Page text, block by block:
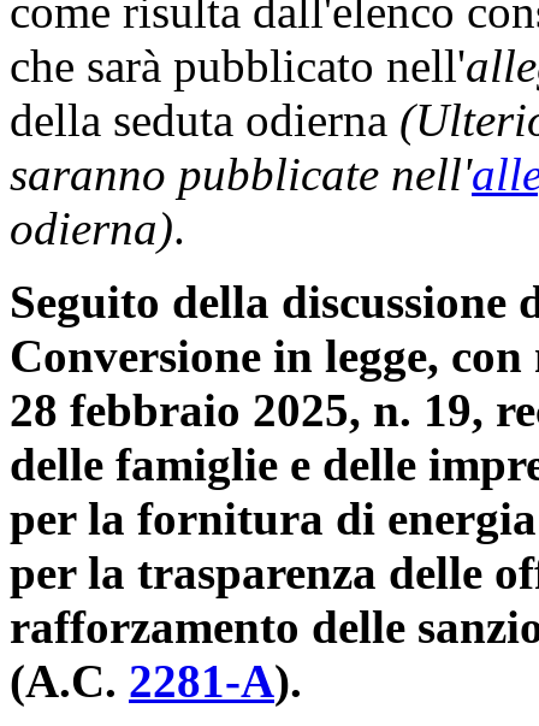
come risulta dall'elenco
che sarà pubblicato nell'
della seduta odierna
saranno pubblicate nell'
odierna).
Seguito della discussione
Conversione in legge,
28 febbraio 2025, n. 19,
delle famiglie e delle
per la fornitura di
per la trasparenza delle
rafforzamento delle
(A.C. 2281-A​).